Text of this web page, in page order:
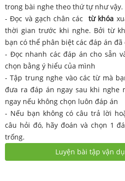
trong bài nghe theo thứ tự như vậy.
- Đọc và gạch chân các từ khóa
thời gian trước khi nghe. Bởi từ
bạn có thể phân biệt các đáp án đã
- Đọc nhanh các đáp án cho sẵn
chọn bằng ý hiểu của mình
- Tập trung nghe vào các từ mà
đưa ra đáp án ngay sau khi nghe
ngay nếu không chọn luôn đáp án
- Nếu bạn không có câu trả lời
câu hỏi đó, hãy đoán và chọn 1
trống.
Luyện bài tập vận